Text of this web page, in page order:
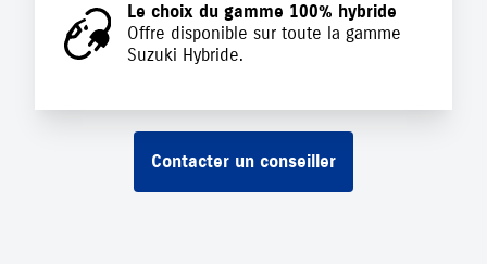
Le choix du gamme 100% hybride
Offre disponible sur toute la gamme
Suzuki Hybride.
Contacter un conseiller